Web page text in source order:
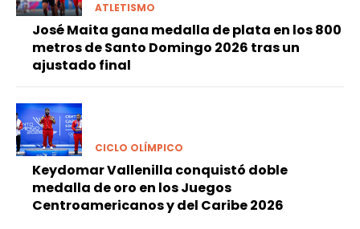
ATLETISMO
José Maita gana medalla de plata en los 800
metros de Santo Domingo 2026 tras un
ajustado final
CICLO OLÍMPICO
Keydomar Vallenilla conquistó doble
medalla de oro en los Juegos
Centroamericanos y del Caribe 2026